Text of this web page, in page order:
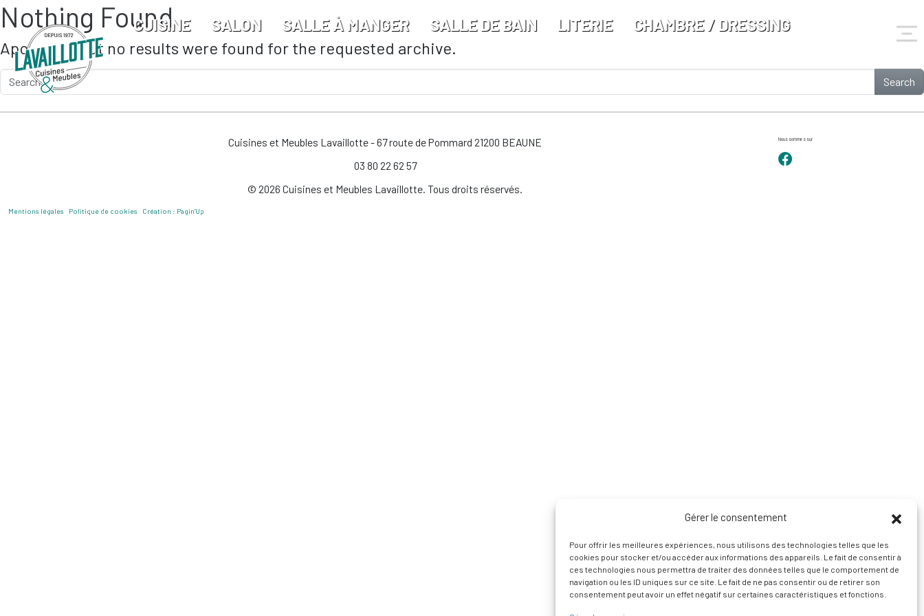
Gérer le consentement
Pour offrir les meilleures expériences, nous utilisons des technologies telles que les
cookies pour stocker et/ou accéder aux informations des appareils. Le fait de consentir à
ces technologies nous permettra de traiter des données telles que le comportement de
navigation ou les ID uniques sur ce site. Le fait de ne pas consentir ou de retirer son
consentement peut avoir un effet négatif sur certaines caractéristiques et fonctions.
Skip to main content
CUISINE SALON SALLE À MANGER SALLE DE BAIN LITERIE CHAMBRE / DRESSING
Nothing Found
Apologies, but no results were found for the requested archive.
Search
Cuisines et Meubles Lavaillotte - 67 route de Pommard 21200 BEAUNE
03 80 22 62 57
© 2026 Cuisines et Meubles Lavaillotte. Tous droits réservés.
Mentions légales Politique de cookies Création : Pagin’Up
Nous sommes sur